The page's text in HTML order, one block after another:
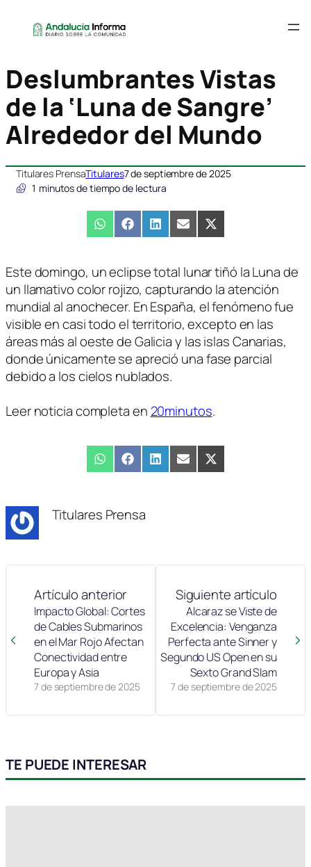
Deslumbrantes Vistas
de la ‘Luna de Sangre’
Alrededor del Mundo
Titulares PrensaTitulares7 de septiembre de 2025
1 minutos de tiempo de lectura
Compartir
en
WhatsAppCompartir
en
FacebookCompartir
en
LinkedInCompartir
en
EmailCompartir
en
X
(Twitter)
Este domingo, un eclipse total lunar tiñó la Luna de
un llamativo color rojizo, capturando la atención
mundial al anochecer. En España, el fenómeno fue
visible en casi todo el territorio, excepto en las
áreas más al oeste de Galicia y las islas Canarias,
donde únicamente se apreció una fase parcial
debido a los cielos nublados.
Leer noticia completa en 20minutos.
Compartir
en
WhatsAppCompartir
en
FacebookCompartir
en
LinkedInCompartir
en
EmailCompartir
en
X
(Twitter)
Titulares Prensa
Artículo anterior
7 de septiembre de 2025
Impacto Global: Cortes
de Cables Submarinos
en el Mar Rojo Afectan
Conectividad entre
Europa y Asia
Siguiente artículo
7 de septiembre de 2025
Alcaraz se Viste de
Excelencia: Venganza
Perfecta ante Sinner y
Segundo US Open en su
Sexto Grand Slam
TE PUEDE INTERESAR